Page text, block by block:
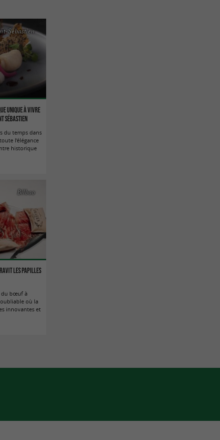
unique à vivre
Sébastien
Sébastien
du temps dans
l’élégance
historique
les papilles
Bilbao
du bœuf à
où la
innovantes et